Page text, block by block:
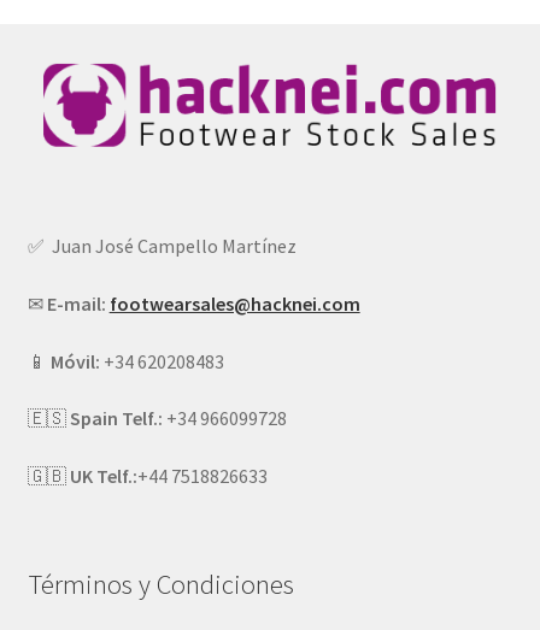
✅ Juan José Campello Martínez
✉ E-mail: footwearsales@hacknei.com
📱 Móvil: +34 620208483
🇪🇸Spain Telf.: +34 966099728
🇬🇧 UK Telf.:+44 7518826633
Términos y Condiciones